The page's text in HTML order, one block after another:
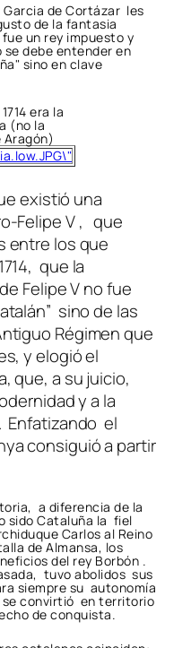
de Cortázar les
de la fantasia
un rey impuesto y
se debe entender en
sino en clave
era la
(no la
existió una
Felipe V , que
entre los que
que la
Felipe V no fue
sino de las
Régimen que
y elogió el
que, a su juicio,
y a la
Enfatizando el
consiguió a partir
a diferencia de la
sido Cataluña la fiel
Carlos al Reino
de Almansa, los
del rey Borbón .
tuvo abolidos sus
siempre su autonomía
se convirtió en territorio
de conquista.